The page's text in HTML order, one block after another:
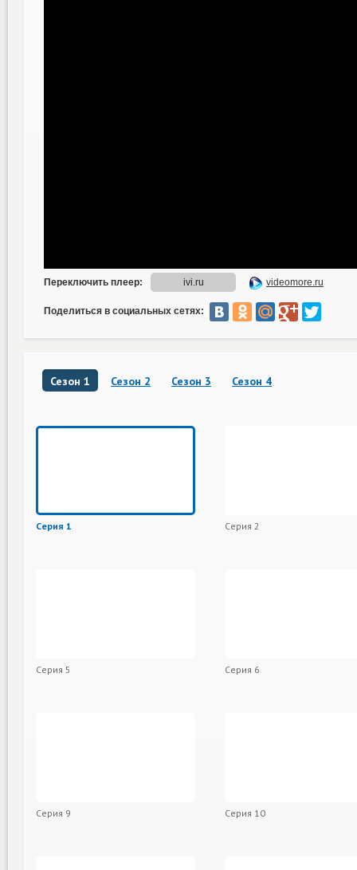
Поделиться в социальных сетях:
Сезон 1 Сезон 2 Сезон 3 Сезон 4
Серия 1 Серия 2
Серия 5 Серия 6
Серия 9 Серия 10